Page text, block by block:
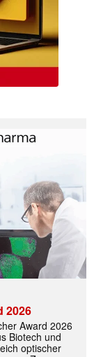
2026
Award 2026
Biotech und
optischer